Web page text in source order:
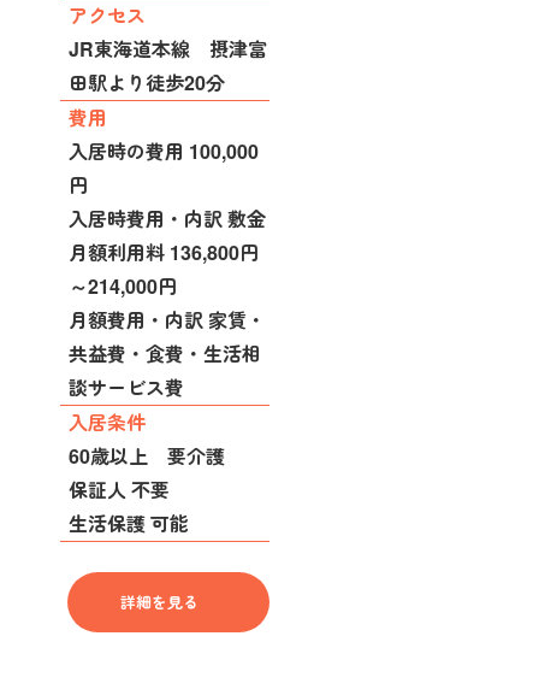
アクセス
JR東海道本線 摂津富
田駅より徒歩20分
費用
入居時の費用 100,000
円
入居時費用・内訳 敷金
月額利用料 136,800円
～214,000円
月額費用・内訳 家賃・
共益費・食費・生活相
談サービス費
入居条件
60歳以上 要介護
保証人 不要
生活保護 可能
詳細を見る